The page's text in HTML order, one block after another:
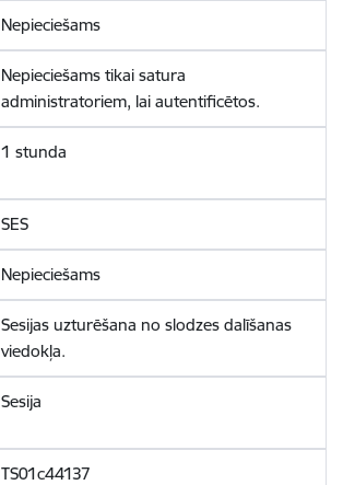
Nepieciešams
Nepieciešams tikai satura
administratoriem, lai autentificētos.
1 stunda
SES
Nepieciešams
Sesijas uzturēšana no slodzes dalīšanas
viedokļa.
Sesija
TS01c44137